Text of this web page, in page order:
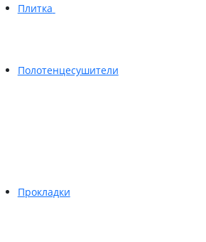
Плитка
Полотенцесушители
Прокладки